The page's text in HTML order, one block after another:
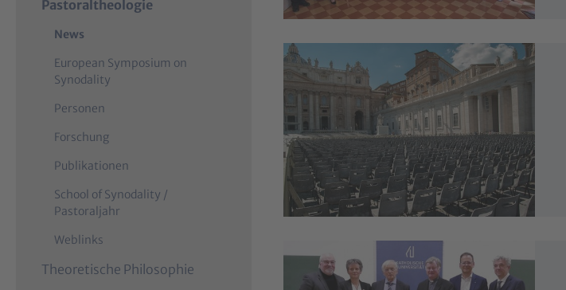
Pastoraltheologie
News
u
r
e
n
)
European Symposium on
Synodality
Personen
Forschung
Publikationen
School of Synodality /
Pastoraljahr
Weblinks
Theoretische Philosophie